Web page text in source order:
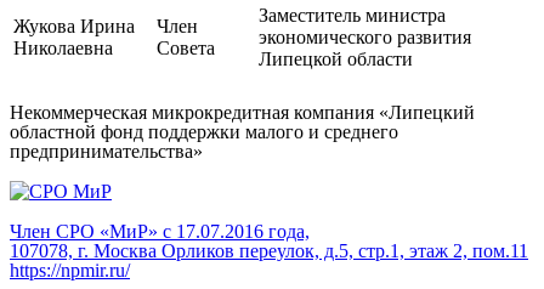
Жукова Ирина
Николаевна
Член
Совета
Заместитель министра
экономического развития
Липецкой области
Некоммерческая микрокредитная компания «Липецкий
областной фонд поддержки малого и среднего
предпринимательства»
Член СРО «МиР» с 17.07.2016 года,
107078, г. Москва Орликов переулок, д.5, стр.1, этаж 2, пом.11
https://npmir.ru/